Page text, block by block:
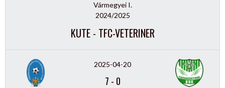
Vármegyei I.
2024/2025
KUTE - TFC-VETERINER
2025-04-20
7 - 0